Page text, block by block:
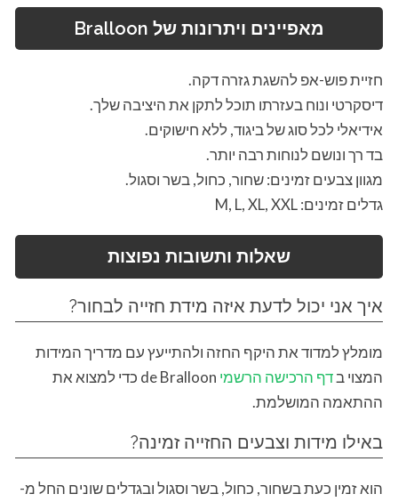
מאפיינים ויתרונות של Bralloon
חזיית פוש-אפ להשגת גזרה דקה.
דיסקרטי ונוח בעזרתו תוכל לתקן את היציבה שלך.
אידיאלי לכל סוג של ביגוד, ללא חישוקים.
בד רך ונושם לנוחות רבה יותר.
מגוון צבעים זמינים: שחור, כחול, בשר וסגול.
גדלים זמינים: M, L, XL, XXL
שאלות ותשובות נפוצות
איך אני יכול לדעת איזה מידת חזייה לבחור?
מומלץ למדוד את היקף החזה ולהתייעץ עם מדריך המידות
המצוי בדף הרכישה הרשמי
de Bralloon כדי למצוא את
ההתאמה המושלמת.
באילו מידות וצבעים החזייה זמינה?
הוא זמין כעת בשחור, כחול, בשר וסגול ובגדלים שונים החל מ-